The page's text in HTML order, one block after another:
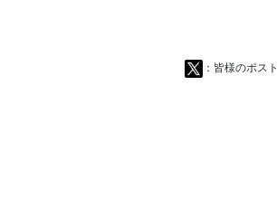
：皆様のポスト